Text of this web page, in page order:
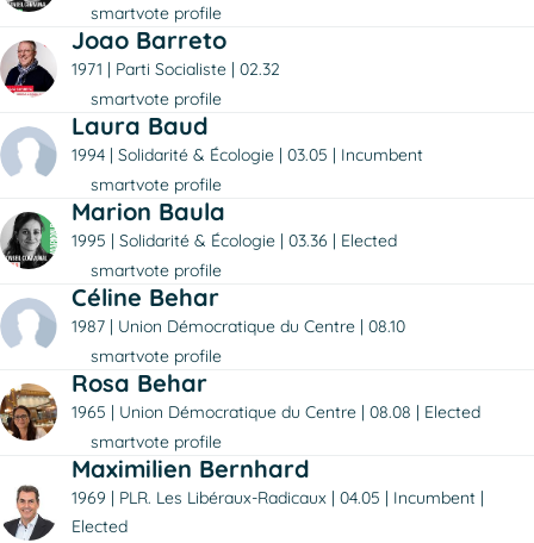
smartvote profile
Joao Barreto
1971 Parti Socialiste
02.32
smartvote profile
Laura Baud
1994 Solidarité & Écologie 03.05
Incumbent
smartvote profile
Marion Baula
1995 Solidarité & Écologie 03.36
Elected
smartvote profile
Céline Behar
1987 Union Démocratique du Centre
08.10
smartvote profile
Rosa Behar
1965 Union Démocratique du Centre 08.08
Elected
smartvote profile
Maximilien Bernhard
1969 PLR. Les Libéraux-Radicaux 04.05
Incumbent
Elected